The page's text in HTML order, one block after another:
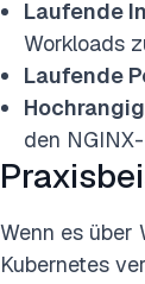
Laufende
Workloads
Laufende
den
Wenn es über
Kubernetes